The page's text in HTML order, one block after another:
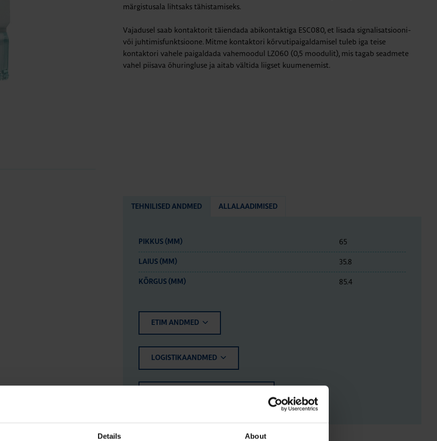
Details About
märgistusala lihtsaks tähistamiseks.
Vajadusel saab kontaktorit täiendada abikontaktiga ESC080, et lisada signalisatsiooni-
või juhtimisfunktsioone. Mitme kontaktori kõrvutipaigaldamisel tuleb iga teise
kontaktori vahele paigaldada vahemoodul LZ060 (0,5 moodulit), mis tagab seadmete
vahel piisava õhuringluse ja aitab vältida liigset kuumenemist.
TEHNILISED ANDMED ALLALAADIMISED
PIKKUS (MM) 65
LAIUS (MM) 35.8
KÕRGUS (MM) 85.4
ETIM ANDMED
LOGISTIKAANDMED